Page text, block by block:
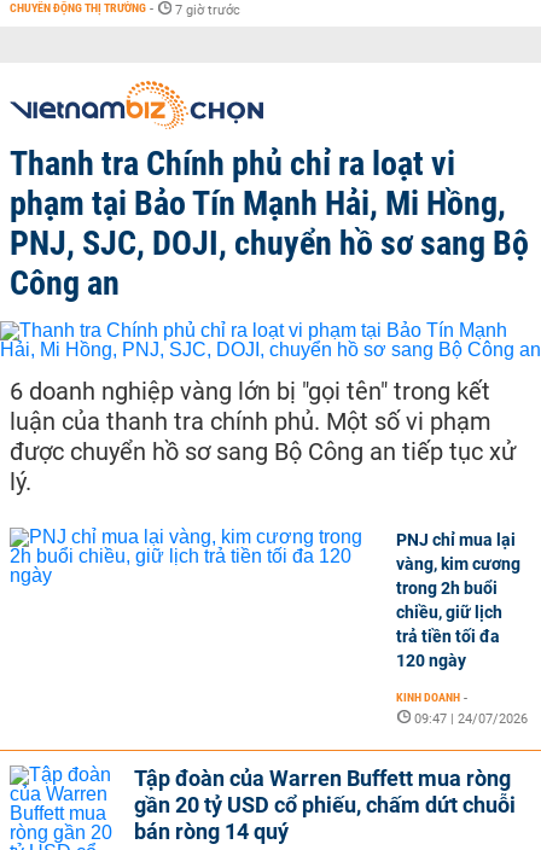
CHUYỂN ĐỘNG THỊ TRƯỜNG - 7 giờ trước
Thanh tra Chính phủ chỉ ra loạt vi
phạm tại Bảo Tín Mạnh Hải, Mi Hồng,
PNJ, SJC, DOJI, chuyển hồ sơ sang Bộ
Công an
6 doanh nghiệp vàng lớn bị "gọi tên" trong kết
luận của thanh tra chính phủ. Một số vi phạm
được chuyển hồ sơ sang Bộ Công an tiếp tục xử
lý.
PNJ chỉ mua lại
vàng, kim cương
trong 2h buổi
chiều, giữ lịch
trả tiền tối đa
120 ngày
KINH DOANH -
09:47 | 24/07/2026
Tập đoàn của Warren Buffett mua ròng
gần 20 tỷ USD cổ phiếu, chấm dứt chuỗi
bán ròng 14 quý